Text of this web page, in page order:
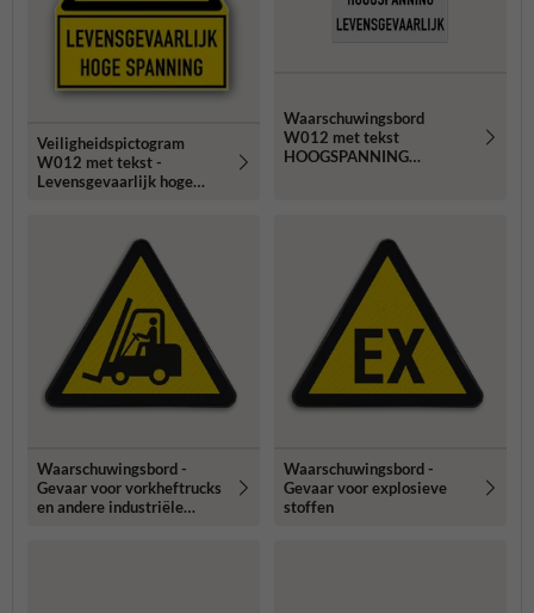
Veiligheidspictogram
W012 met tekst -
Levensgevaarlijk hoge
Waarschuwingsbord
W012 met tekst
HOOGSPANNING
Waarschuwingsbord -
Gevaar voor vorkheftrucks
en andere industriële
Waarschuwingsbord -
Gevaar voor explosieve
stoffen